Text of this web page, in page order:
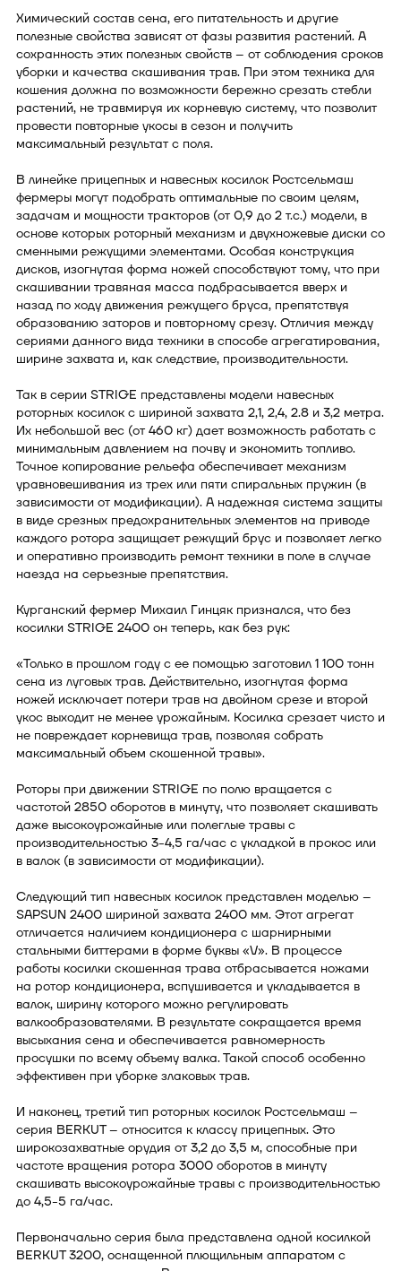
Химический состав сена, его питательность и другие
полезные свойства зависят от фазы развития растений. А
сохранность этих полезных свойств – от соблюдения сроков
уборки и качества скашивания трав. При этом техника для
кошения должна по возможности бережно срезать стебли
растений, не травмируя их корневую систему, что позволит
провести повторные укосы в сезон и получить
максимальный результат с поля.
В линейке прицепных и навесных косилок Ростсельмаш
фермеры могут подобрать оптимальные по своим целям,
задачам и мощности тракторов (от 0,9 до 2 т.с.) модели, в
основе которых роторный механизм и двухножевые диски со
сменными режущими элементами. Особая конструкция
дисков, изогнутая форма ножей способствуют тому, что при
скашивании травяная масса подбрасывается вверх и
назад по ходу движения режущего бруса, препятствуя
образованию заторов и повторному срезу. Отличия между
сериями данного вида техники в способе агрегатирования,
ширине захвата и, как следствие, производительности.
Так в серии STRIGE представлены модели навесных
роторных косилок с шириной захвата 2,1, 2,4, 2.8 и 3,2 метра.
Их небольшой вес (от 460 кг) дает возможность работать с
минимальным давлением на почву и экономить топливо.
Точное копирование рельефа обеспечивает механизм
уравновешивания из трех или пяти спиральных пружин (в
зависимости от модификации). А надежная система защиты
в виде срезных предохранительных элементов на приводе
каждого ротора защищает режущий брус и позволяет легко
и оперативно производить ремонт техники в поле в случае
наезда на серьезные препятствия.
Курганский фермер Михаил Гинцяк признался, что без
косилки STRIGE 2400 он теперь, как без рук:
«Только в прошлом году с ее помощью заготовил 1 100 тонн
сена из луговых трав. Действительно, изогнутая форма
ножей исключает потери трав на двойном срезе и второй
укос выходит не менее урожайным. Косилка срезает чисто и
не повреждает корневища трав, позволяя собрать
максимальный объем скошенной травы».
Роторы при движении STRIGE по полю вращается с
частотой 2850 оборотов в минуту, что позволяет скашивать
даже высокоурожайные или полеглые травы с
производительностью 3-4,5 га/час с укладкой в прокос или
в валок (в зависимости от модификации).
Следующий тип навесных косилок представлен моделью –
SAPSUN 2400 шириной захвата 2400 мм. Этот агрегат
отличается наличием кондиционера с шарнирными
стальными биттерами в форме буквы «V». В процессе
работы косилки скошенная трава отбрасывается ножами
на ротор кондиционера, вспушивается и укладывается в
валок, ширину которого можно регулировать
валкообразователями. В результате сокращается время
высыхания сена и обеспечивается равномерность
просушки по всему объему валка. Такой способ особенно
эффективен при уборке злаковых трав.
И наконец, третий тип роторных косилок Ростсельмаш –
серия BERKUT – относится к классу прицепных. Это
широкозахватные орудия от 3,2 до 3,5 м, способные при
частоте вращения ротора 3000 оборотов в минуту
скашивать высокоурожайные травы с производительностью
до 4,5-5 га/час.
Первоначально серия была представлена одной косилкой
BERKUT 3200, оснащенной плющильным аппаратом с